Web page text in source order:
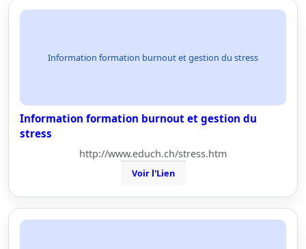
Information formation burnout et gestion du stress
Information formation burnout et gestion du
stress
http://www.educh.ch/stress.htm
Voir l'Lien